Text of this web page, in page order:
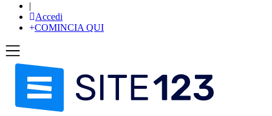
|
Accedi
COMINCIA QUI